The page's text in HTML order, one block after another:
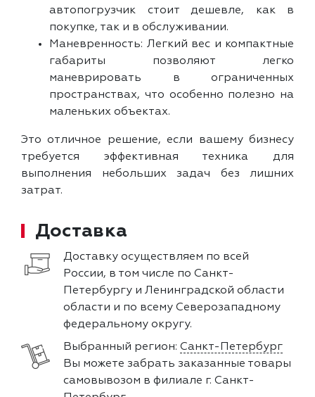
автопогрузчик стоит дешевле, как в
покупке, так и в обслуживании.
Маневренность: Легкий вес и компактные
габариты позволяют легко
маневрировать в ограниченных
пространствах, что особенно полезно на
маленьких объектах.
Это отличное решение, если вашему бизнесу
требуется эффективная техника для
выполнения небольших задач без лишних
затрат.
Доставка
Доставку осуществляем по всей
России, в том числе по Санкт-
Петербургу и Ленинградской области
области и по всему Северозападному
федеральному округу.
Выбранный регион: Санкт-Петербург
Вы можете забрать заказанные товары
самовывозом в филиале г. Санкт-